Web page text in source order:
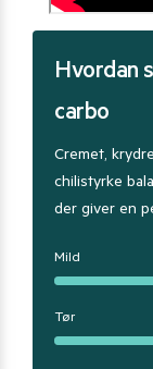
Hvordan
carbo
Cremet,
chilistyrke
der giver en
Mild
Tør